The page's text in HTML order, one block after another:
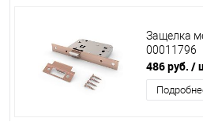
Защелка
00011796
486 руб. /